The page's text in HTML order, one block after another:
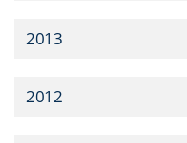
2013
2012